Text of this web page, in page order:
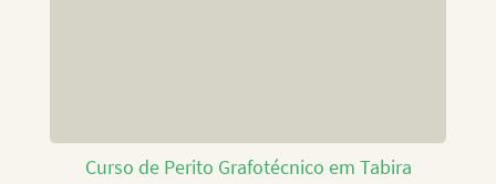
Curso de Perito Grafotécnico em Tabira